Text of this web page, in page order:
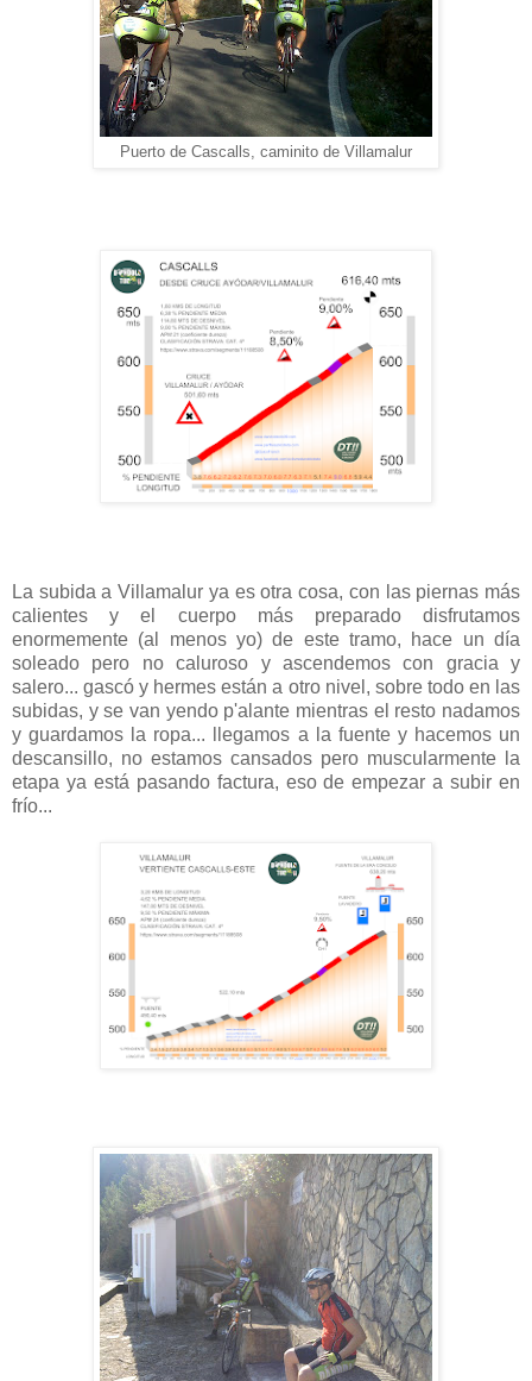
Puerto de Cascalls, caminito de Villamalur
La subida a Villamalur ya es otra cosa, con las piernas más
calientes y el cuerpo más preparado disfrutamos
enormemente (al menos yo) de este tramo, hace un día
soleado pero no caluroso y ascendemos con gracia y
salero... gascó y hermes están a otro nivel, sobre todo en las
subidas, y se van yendo p'alante mientras el resto nadamos
y guardamos la ropa... llegamos a la fuente y hacemos un
descansillo, no estamos cansados pero muscularmente la
etapa ya está pasando factura, eso de empezar a subir en
frío...